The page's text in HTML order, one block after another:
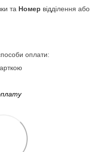
та Номер відділення або
оплати: